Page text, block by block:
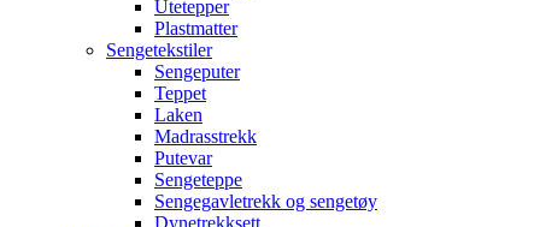
Utetepper
Plastmatter
Sengetekstiler
Sengeputer
Teppet
Laken
Madrasstrekk
Putevar
Sengeteppe
Sengegavletrekk og sengetøy